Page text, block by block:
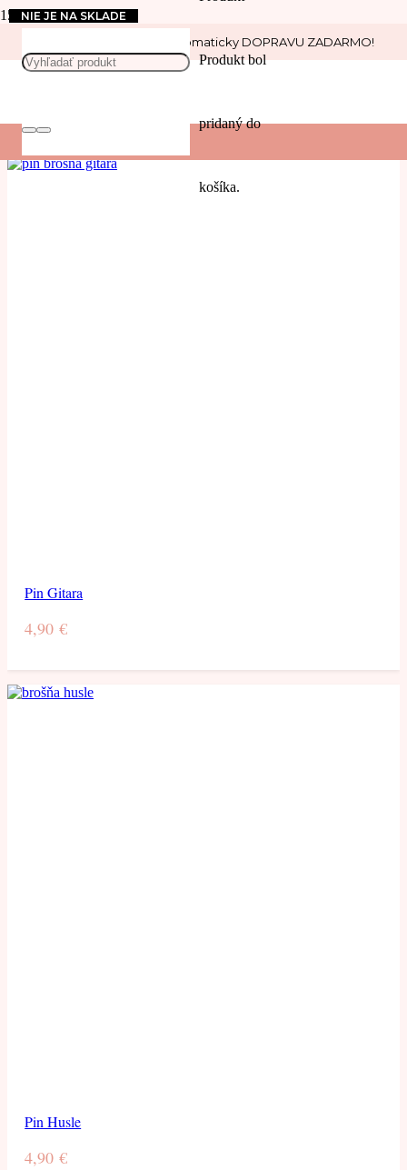
Nakúp nad 30 € a získaj automaticky DOPRAVU ZADARMO!
Produktbol
pridaný do
košíka.
hudba
Pin Gitara
4,90€
Pin Husle
4,90€
NIE JE NA SKLADE